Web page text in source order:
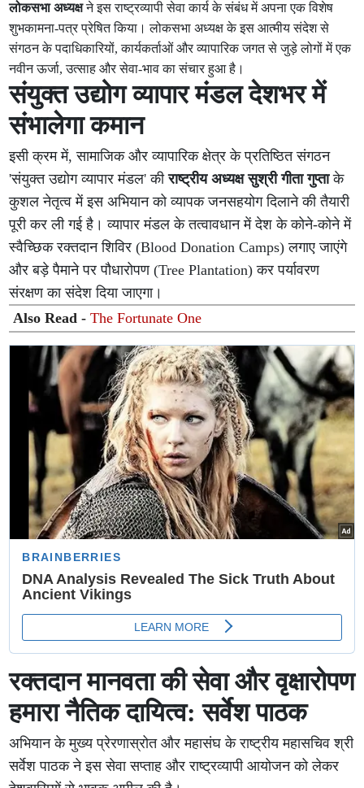
लोकसभा अध्यक्षने इस राष्ट्रव्यापी सेवा कार्य के संबंध में अपना एक विशेष
शुभकामना-पत्र प्रेषित किया। लोकसभा अध्यक्ष के इस आत्मीय संदेश से
संगठन के पदाधिकारियों, कार्यकर्ताओं और व्यापारिक जगत से जुड़े लोगों में एक
नवीन ऊर्जा, उत्साह और सेवा-भाव का संचार हुआ है।
संयुक्त उद्योग व्यापार मंडल देशभर में
संभालेगा कमान
इसी क्रम में, सामाजिक और व्यापारिक क्षेत्र के प्रतिष्ठित संगठन
'संयुक्त उद्योग व्यापार मंडल' कीराष्ट्रीय अध्यक्ष सुश्री गीता गुप्ताके
कुशल नेतृत्व में इस अभियान को व्यापक जनसहयोग दिलाने की तैयारी
पूरी कर ली गई है। व्यापार मंडल के तत्वावधान में देश के कोने-कोने में
स्वैच्छिक रक्तदान शिविर (Blood Donation Camps) लगाए जाएंगे
और बड़े पैमाने पर पौधारोपण (Tree Plantation) कर पर्यावरण
संरक्षण का संदेश दिया जाएगा।
Also Read -The Fortunate One
रक्तदान मानवता की सेवा और वृक्षारोपण
हमारा नैतिक दायित्व: सर्वेश पाठक
अभियान के मुख्य प्रेरणास्रोत और महासंघ के राष्ट्रीय महासचिव श्री
सर्वेश पाठक ने इस सेवा सप्ताह और राष्ट्रव्यापी आयोजन को लेकर